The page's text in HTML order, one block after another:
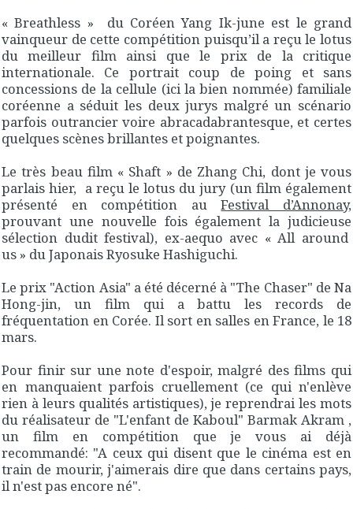
« Breathless » du Coréen Yang Ik-june est le grand
vainqueur de cette compétition puisqu’il a reçu le lotus
du meilleur film ainsi que le prix de la critique
internationale. Ce portrait coup de poing et sans
concessions de la cellule (ici la bien nommée) familiale
coréenne a séduit les deux jurys malgré un scénario
parfois outrancier voire abracadabrantesque, et certes
quelques scènes brillantes et poignantes.
Le très beau film « Shaft » de Zhang Chi, dont je vous
parlais hier, a reçu le lotus du jury (un film également
présenté en compétition auFestival d’Annonay,
prouvant une nouvelle fois également la judicieuse
sélection dudit festival), ex-aequo avec « All around
us » du Japonais Ryosuke Hashiguchi.
Le prix "Action Asia" a été décerné à "The Chaser" de Na
Hong-jin, un film qui a battu les records de
fréquentation en Corée. Il sort en salles en France, le 18
mars.
Pour finir sur une note d'espoir, malgré des films qui
en manquaient parfois cruellement (ce qui n'enlève
rien à leurs qualités artistiques), je reprendrai les mots
du réalisateur de "L'enfant de Kaboul" Barmak Akram ,
un film en compétition que je vous ai déjà
recommandé: "A ceux qui disent que le cinéma est en
train de mourir, j'aimerais dire que dans certains pays,
il n'est pas encore né".